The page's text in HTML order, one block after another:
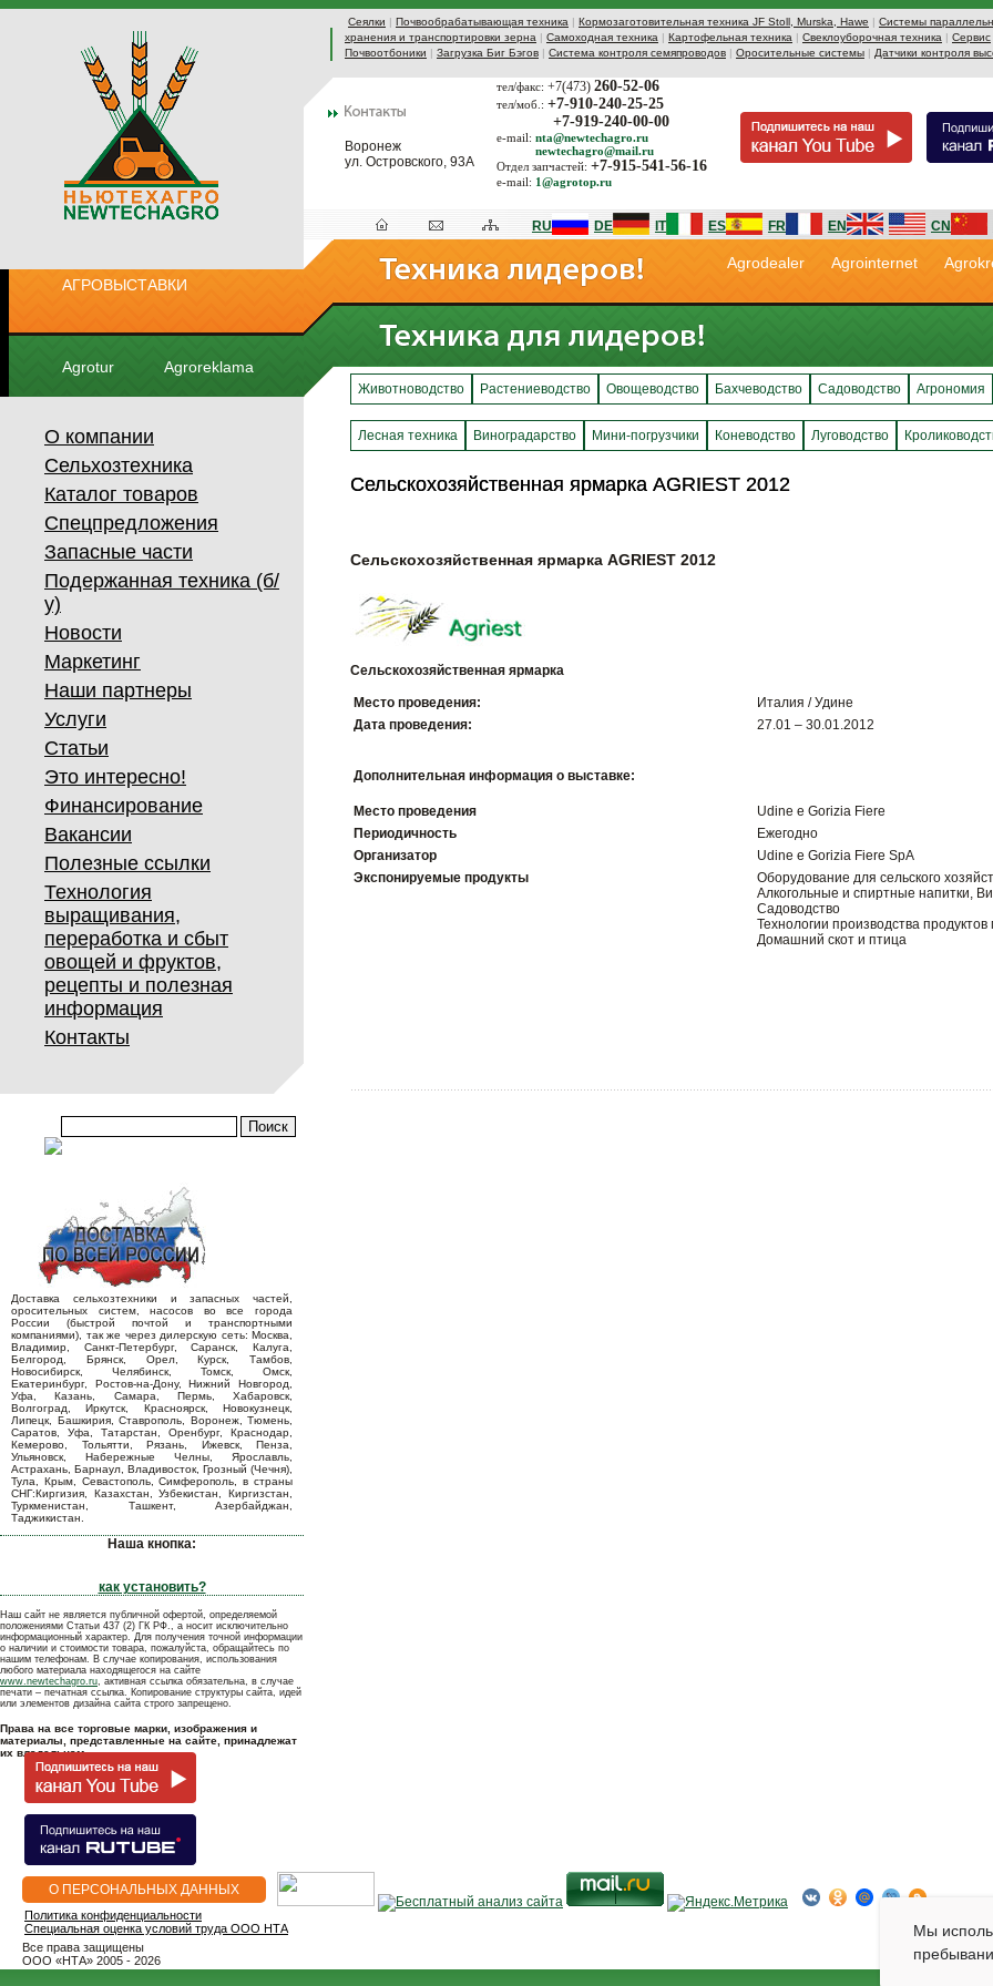
Сеялки | Почвообрабатывающая техника | Кормозаготовительная техника JF Stoll, Murska, Hawe | Системы
хранения и транспортировки зерна | Самоходная техника | Картофельная техника | Свеклоуборочная техника | Сервис
Почвоотбоники | Загрузка Биг Бэгов | Система контроля семяпроводов | Оросительные системы | Датчики контроля
Воронеж
ул. Островского, 93А
тел/факс: +7(473) 260-52-06
тел/моб.: +7-910-240-25-25
+7-919-240-00-00
e-mail: nta@newtechagro.ru
newtechagro@mail.ru
Отдел запчастей: +7-915-541-56-16
e-mail: 1@agrotop.ru
АГРОВЫСТАВКИ
Agrotur Agroreklama
RU DE IT ES FR EN CN
Agrodealer Agrointernet
О компании
Сельхозтехника
Каталог товаров
Спецпредложения
Запасные части
Подержанная техника (б/
у)
Новости
Маркетинг
Наши партнеры
Услуги
Статьи
Это интересно!
Финансирование
Вакансии
Полезные ссылки
Технология
выращивания,
переработка и сбыт
овощей и фруктов,
рецепты и полезная
информация
Контакты
Доставка сельхозтехники и запасных частей,
оросительных систем, насосов во все города
России (быстрой почтой и транспортными
компаниями), так же через дилерскую сеть: Москва,
Владимир, Санкт-Петербург, Саранск, Калуга,
Белгород, Брянск, Орел, Курск, Тамбов,
Новосибирск, Челябинск, Томск, Омск,
Екатеринбург, Ростов-на-Дону, Нижний Новгород,
Уфа, Казань, Самара, Пермь, Хабаровск,
Волгоград, Иркутск, Красноярск, Новокузнецк,
Липецк, Башкирия, Ставрополь, Воронеж, Тюмень,
Саратов, Уфа, Татарстан, Оренбург, Краснодар,
Кемерово, Тольятти, Рязань, Ижевск, Пенза,
Ульяновск, Набережные Челны, Ярославль,
Астрахань, Барнаул, Владивосток, Грозный (Чечня),
Тула, Крым, Севастополь, Симферополь, в страны
СНГ:Киргизия, Казахстан, Узбекистан, Киргизстан,
Туркменистан, Ташкент, Азербайджан,
Таджикистан.
Наша кнопка:
как установить?
Наш сайт не является публичной офертой, определяемой
положениями Статьи 437 (2) ГК РФ., а носит исключительно
информационный характер. Для получения точной информации
о наличии и стоимости товара, пожалуйста, обращайтесь по
нашим телефонам. В случае копирования, использования
любого материала находящегося на сайте
www.newtechagro.ru, активная ссылка обязательна, в случае
печати – печатная ссылка. Копирование структуры сайта, идей
или элементов дизайна сайта строго запрещено.
Права на все торговые марки, изображения и
материалы, представленные на сайте, принадлежат
их владельцам.
Животноводство Растениеводство Овощеводство Бахчеводство Садоводство Агрономия
Лесная техника Виноградарство Мини-погрузчики Коневодство Луговодство
Сельскохозяйственная ярмарка AGRIEST 2012
Сельскохозяйственная ярмарка AGRIEST 2012
Сельскохозяйственная ярмарка AGRIEST 2012
Сельскохозяйственная ярмарка
Место проведения:
Италия / Удине
Дата проведения:
27.01 – 30.01.2012
Дополнительная информация о выставке:
Место проведения
Udine e Gorizia Fiere
Периодичность
Ежегодно
Организатор
Udine e Gorizia Fiere SpA
Экспонируемые продукты
Оборудование для сельского
Алкогольные и спиртные напитки,
Садоводство
Технологии производства продуктов
Домашний скот и птица
О ПЕРСОНАЛЬНЫХ ДАННЫХ
Все права защищены
OOO «НТА» 2005 - 2026
Политика конфиденциальности
Специальная оценка условий труда ООО НТА
Мы